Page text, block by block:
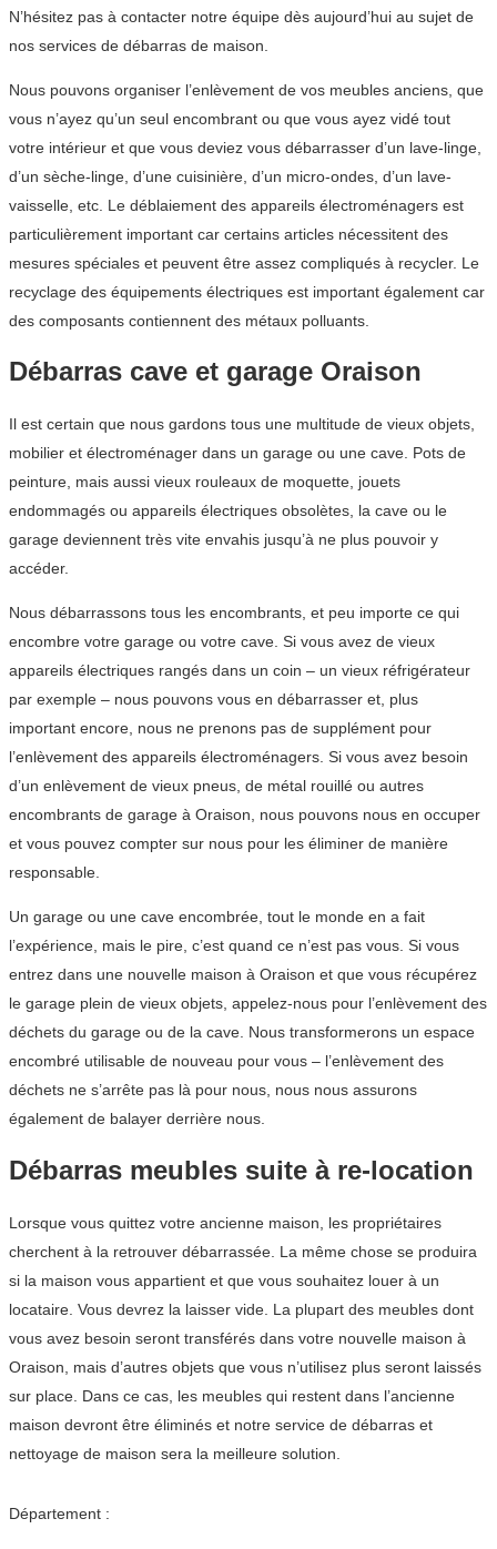
N’hésitez pas à contacter notre équipe dès aujourd’hui au sujet de
nos services de débarras de maison.
Nous pouvons organiser l’enlèvement de vos meubles anciens, que
vous n’ayez qu’un seul encombrant ou que vous ayez vidé tout
votre intérieur et que vous deviez vous débarrasser d’un lave-linge,
d’un sèche-linge, d’une cuisinière, d’un micro-ondes, d’un lave-
vaisselle, etc. Le déblaiement des appareils électroménagers est
particulièrement important car certains articles nécessitent des
mesures spéciales et peuvent être assez compliqués à recycler. Le
recyclage des équipements électriques est important également car
des composants contiennent des métaux polluants.
Débarras cave et garage Oraison
Il est certain que nous gardons tous une multitude de vieux objets,
mobilier et électroménager dans un garage ou une cave. Pots de
peinture, mais aussi vieux rouleaux de moquette, jouets
endommagés ou appareils électriques obsolètes, la cave ou le
garage deviennent très vite envahis jusqu’à ne plus pouvoir y
accéder.
Nous débarrassons tous les encombrants, et peu importe ce qui
encombre votre garage ou votre cave. Si vous avez de vieux
appareils électriques rangés dans un coin – un vieux réfrigérateur
par exemple – nous pouvons vous en débarrasser et, plus
important encore, nous ne prenons pas de supplément pour
l’enlèvement des appareils électroménagers. Si vous avez besoin
d’un enlèvement de vieux pneus, de métal rouillé ou autres
encombrants de garage à Oraison, nous pouvons nous en occuper
et vous pouvez compter sur nous pour les éliminer de manière
responsable.
Un garage ou une cave encombrée, tout le monde en a fait
l’expérience, mais le pire, c’est quand ce n’est pas vous. Si vous
entrez dans une nouvelle maison à Oraison et que vous récupérez
le garage plein de vieux objets, appelez-nous pour l’enlèvement des
déchets du garage ou de la cave. Nous transformerons un espace
encombré utilisable de nouveau pour vous – l’enlèvement des
déchets ne s’arrête pas là pour nous, nous nous assurons
également de balayer derrière nous.
Débarras meubles suite à re-location
Lorsque vous quittez votre ancienne maison, les propriétaires
cherchent à la retrouver débarrassée. La même chose se produira
si la maison vous appartient et que vous souhaitez louer à un
locataire. Vous devrez la laisser vide. La plupart des meubles dont
vous avez besoin seront transférés dans votre nouvelle maison à
Oraison, mais d’autres objets que vous n’utilisez plus seront laissés
sur place. Dans ce cas, les meubles qui restent dans l’ancienne
maison devront être éliminés et notre service de débarras et
nettoyage de maison sera la meilleure solution.
Département :